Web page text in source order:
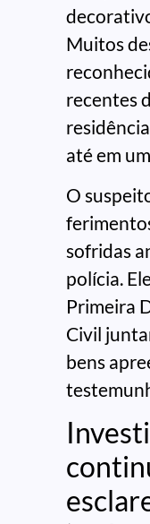
Muitos
recentes
até em
O
sofridas
polícia.
Primeira
Civil
bens